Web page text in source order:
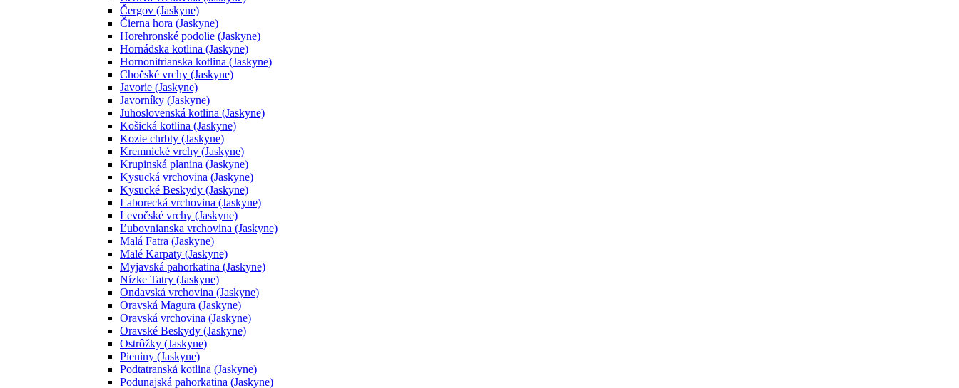
Čergov (Jaskyne)
Čierna hora (Jaskyne)
Horehronské podolie (Jaskyne)
Hornádska kotlina (Jaskyne)
Hornonitrianska kotlina (Jaskyne)
Chočské vrchy (Jaskyne)
Javorie (Jaskyne)
Javorníky (Jaskyne)
Juhoslovenská kotlina (Jaskyne)
Košická kotlina (Jaskyne)
Kozie chrbty (Jaskyne)
Kremnické vrchy (Jaskyne)
Krupinská planina (Jaskyne)
Kysucká vrchovina (Jaskyne)
Kysucké Beskydy (Jaskyne)
Laborecká vrchovina (Jaskyne)
Levočské vrchy (Jaskyne)
Ľubovnianska vrchovina (Jaskyne)
Malá Fatra (Jaskyne)
Malé Karpaty (Jaskyne)
Myjavská pahorkatina (Jaskyne)
Nízke Tatry (Jaskyne)
Ondavská vrchovina (Jaskyne)
Oravská Magura (Jaskyne)
Oravská vrchovina (Jaskyne)
Oravské Beskydy (Jaskyne)
Ostrôžky (Jaskyne)
Pieniny (Jaskyne)
Podtatranská kotlina (Jaskyne)
Podunajská pahorkatina (Jaskyne)